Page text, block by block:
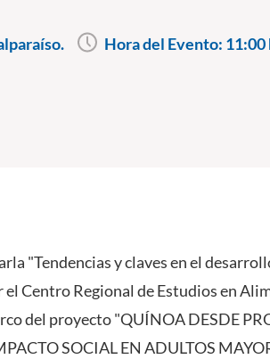
Hora del Evento: 11:00
"Tendencias y claves en el
Centro Regional de Estudios en
del proyecto "QUÍNOA DESDE
SOCIAL EN ADULTOS